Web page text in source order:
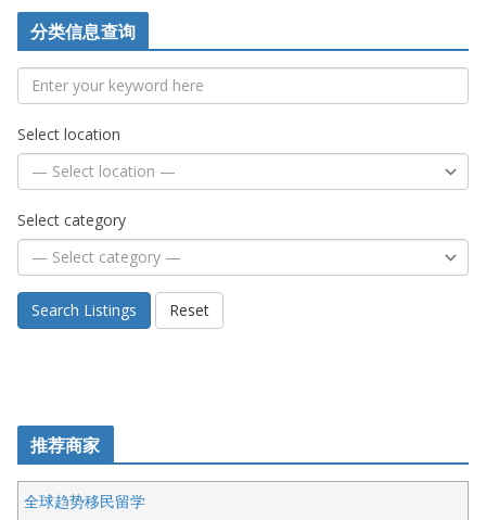
分类信息查询
Select location
Select category
Search Listings Reset
推荐商家
全球趋势移民留学